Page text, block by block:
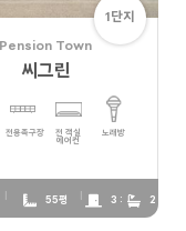
1단지
Pension Town
씨그린
전용족구장
전 객실
에어컨
노래방
55평 3 : 2